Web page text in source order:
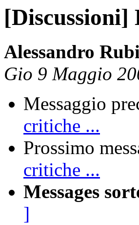
[Discussioni]
Alessandro
Gio 9 Maggio
Messaggio
critiche ...
Prossimo
critiche ...
Messages
]